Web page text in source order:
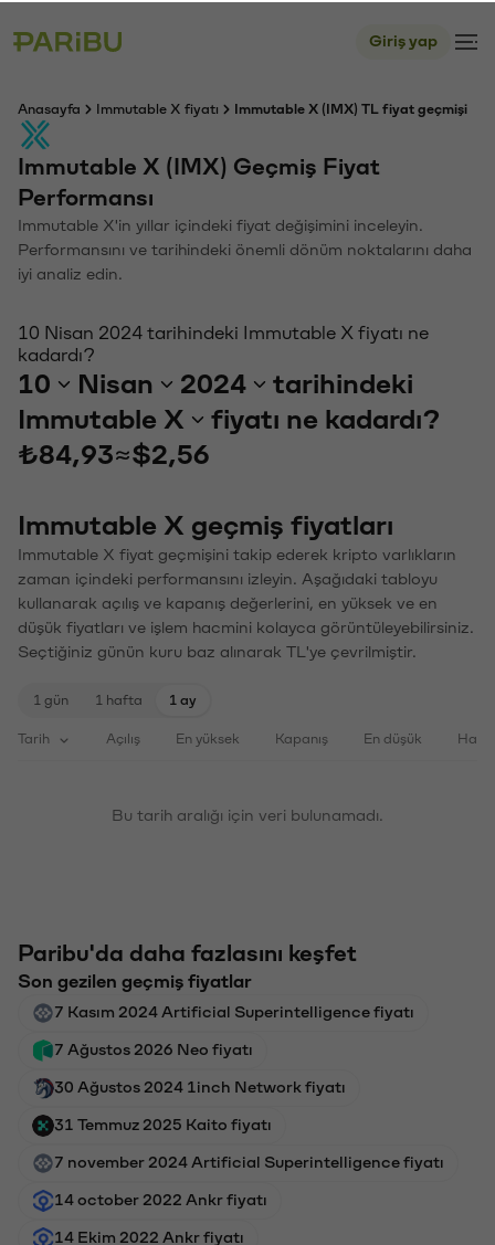
Giriş yap
Anasayfa Immutable X fiyatı Immutable X (IMX) TL fiyat geçmişi
Immutable X (IMX) Geçmiş Fiyat
Performansı
Immutable X'in yıllar içindeki fiyat değişimini inceleyin.
Performansını ve tarihindeki önemli dönüm noktalarını daha
iyi analiz edin.
10 Nisan 2024 tarihindeki Immutable X fiyatı ne
kadardı?
10 Nisan 2024
tarihindeki
Immutable X
fiyatı ne kadardı?
₺84,93≈$2,56
Immutable X geçmiş fiyatları
Immutable X fiyat geçmişini takip ederek kripto varlıkların
zaman içindeki performansını izleyin. Aşağıdaki tabloyu
kullanarak açılış ve kapanış değerlerini, en yüksek ve en
düşük fiyatları ve işlem hacmini kolayca görüntüleyebilirsiniz.
Seçtiğiniz günün kuru baz alınarak TL'ye çevrilmiştir.
1 gün 1 hafta 1 ay
Tarih Açılış En yüksek Kapanış En düşük
Bu tarih aralığı için veri bulunamadı.
Paribu'da daha fazlasını keşfet
Son gezilen geçmiş fiyatlar
7 Kasım 2024 Artificial Superintelligence fiyatı
7 Ağustos 2026 Neo fiyatı
30 Ağustos 2024 1inch Network fiyatı
31 Temmuz 2025 Kaito fiyatı
7 november 2024 Artificial Superintelligence fiyatı
14 october 2022 Ankr fiyatı
14 Ekim 2022 Ankr fiyatı